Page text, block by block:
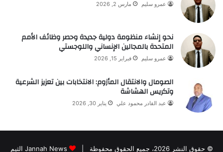
عمرو سليم مارس 2, 2026
نحو إنشاء منظومة دولية جديدة وحصر وظائف الأمم
المتحدة بالمجالين الإنساني واللوجستي
عمرو سليم فبراير 15, 2026
الصومال والانتقال المأزوم: الانتخابات بين تعزيز الشرعية
وتكريس الهشاشة
عبد القادر محمود علي يناير 30, 2026
© حقوق النشر 2026، جميع الحقوق محفوظة | Jannah News الثيم